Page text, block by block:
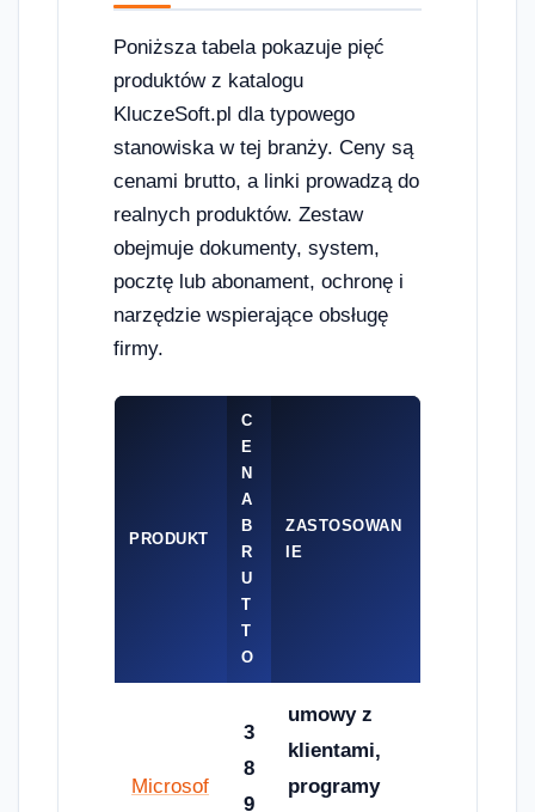
Poniższa tabela pokazuje pięć
produktów z katalogu
KluczeSoft.pl dla typowego
stanowiska w tej branży. Ceny są
cenami brutto, a linki prowadzą do
realnych produktów. Zestaw
obejmuje dokumenty, system,
pocztę lub abonament, ochronę i
narzędzie wspierające obsługę
firmy.
PRODUKT
C
E
N
A
B
R
U
T
T
O
ZASTOSOWAN
IE
Microsof
3
8
9
umowy z
klientami,
programy